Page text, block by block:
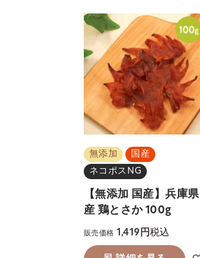
無添加
国産
ネコポスNG
【無添加 国産】兵庫県
産 鶏とさか 100g
販売価格 1,419 税込